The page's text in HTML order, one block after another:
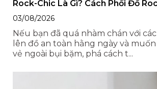
Rock-Chic Là Gì? Cách Phối Đồ
Chỉn Chu, Cá Tính
03/08/2026
Nếu bạn đã quá nhàm chán với
lên đồ an toàn hằng ngày và
vẻ ngoài bụi bặm, phá cách t...